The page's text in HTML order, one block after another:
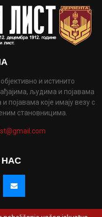
и истинито
људима и појавама
појавама које имају везу с
становницима.
НАС